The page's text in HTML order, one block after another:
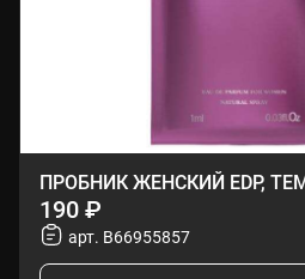
ПРОБНИК ЖЕНСКИЙ EDP,
190 ₽
арт. B66955857